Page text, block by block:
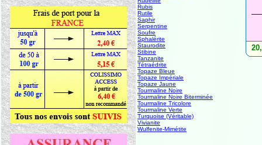
Rubis
Rutile
Saphir
Serpentine
Soufre
Sphalérite
Staurodite
Stibine
Tanzanite
Tétraédrite
Topaze Bleue
Topaze Impériale
Topaze Jaune
Tourmaline Noire
Tourmaline Noire Biterminée
Tourmaline Tricolore
Tourmaline Verte
Turquoise (Véritable)
Vivianite
Wulfenite-Mimétite